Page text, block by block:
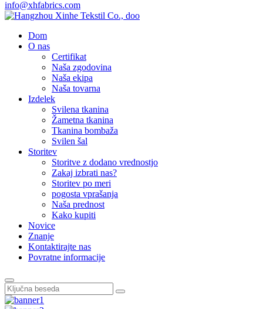
info@xhfabrics.com
Dom
O nas
Certifikat
Naša zgodovina
Naša ekipa
Naša tovarna
Izdelek
Svilena tkanina
Žametna tkanina
Tkanina bombaža
Svilen šal
Storitev
Storitve z dodano vrednostjo
Zakaj izbrati nas?
Storitev po meri
pogosta vprašanja
Naša prednost
Kako kupiti
Novice
Znanje
Kontaktirajte nas
Povratne informacije